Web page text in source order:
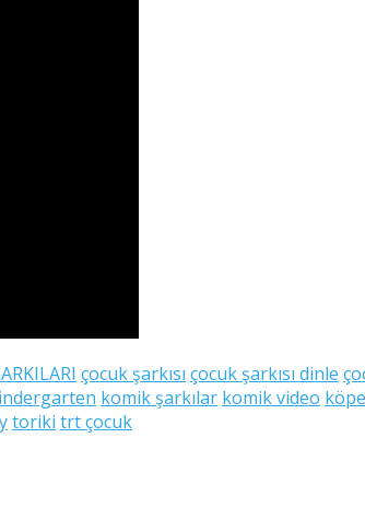
çocuk şarkısı çocuk şarkısı dinle
komik şarkılar komik video
toriki trt çocuk